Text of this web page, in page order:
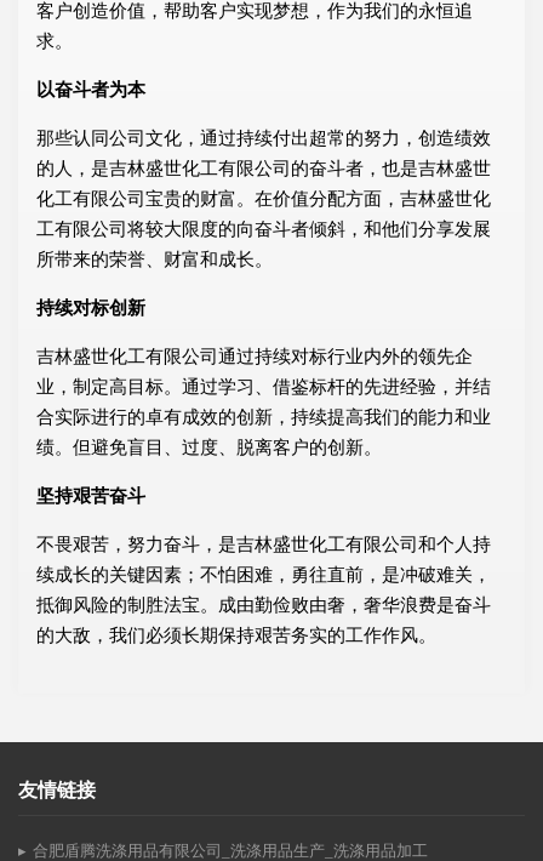
客户创造价值，帮助客户实现梦想，作为我们的永恒追
求。
以奋斗者为本
那些认同公司文化，通过持续付出超常的努力，创造绩效
的人，是吉林盛世化工有限公司的奋斗者，也是吉林盛世
化工有限公司宝贵的财富。在价值分配方面，吉林盛世化
工有限公司将较大限度的向奋斗者倾斜，和他们分享发展
所带来的荣誉、财富和成长。
持续对标创新
吉林盛世化工有限公司通过持续对标行业内外的领先企
业，制定高目标。通过学习、借鉴标杆的先进经验，并结
合实际进行的卓有成效的创新，持续提高我们的能力和业
绩。但避免盲目、过度、脱离客户的创新。
坚持艰苦奋斗
不畏艰苦，努力奋斗，是吉林盛世化工有限公司和个人持
续成长的关键因素；不怕困难，勇往直前，是冲破难关，
抵御风险的制胜法宝。成由勤俭败由奢，奢华浪费是奋斗
的大敌，我们必须长期保持艰苦务实的工作作风。
友情链接
合肥盾腾洗涤用品有限公司_洗涤用品生产_洗涤用品加工